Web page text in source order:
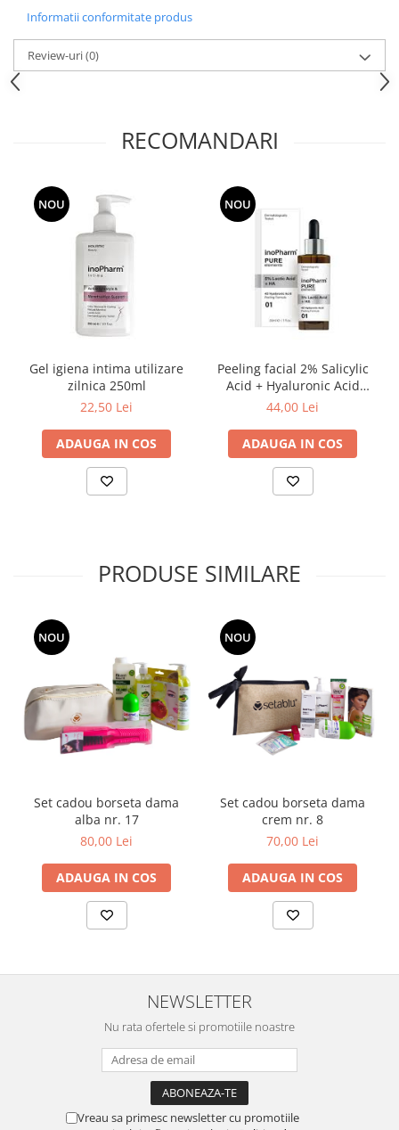
Informatii conformitate produs
Review-uri(0)
RECOMANDARI
NOU
Gel igiena intima utilizare
zilnica 250ml
22,50 Lei
ADAUGA IN COS
NOU
Peeling facial 2% Salicylic
Acid + Hyaluronic Acid
,30ml
44,00 Lei
ADAUGA IN COS
PRODUSE SIMILARE
NOU
Set cadou borseta dama
alba nr. 17
80,00 Lei
ADAUGA IN COS
NOU
Set cadou borseta dama
crem nr. 8
70,00 Lei
ADAUGA IN COS
NEWSLETTER
Nu rata ofertele si promotiile noastre
Vreau sa primesc newsletter cu promotiile